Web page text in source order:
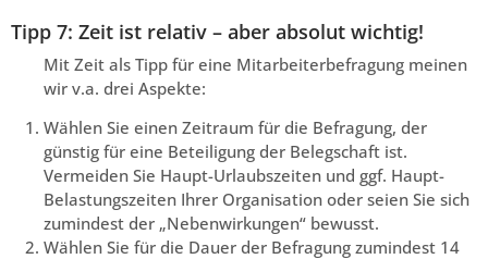
Tipp 7: Zeit ist relativ – aber absolut wichtig!
Mit Zeit als Tipp für eine Mitarbeiterbefragung meinen
wir v.a. drei Aspekte:
Wählen Sie einen Zeitraum für die Befragung, der
günstig für eine Beteiligung der Belegschaft ist.
Vermeiden Sie Haupt-Urlaubszeiten und ggf. Haupt-
Belastungszeiten Ihrer Organisation oder seien Sie sich
zumindest der „Nebenwirkungen“ bewusst.
Wählen Sie für die Dauer der Befragung zumindest 14